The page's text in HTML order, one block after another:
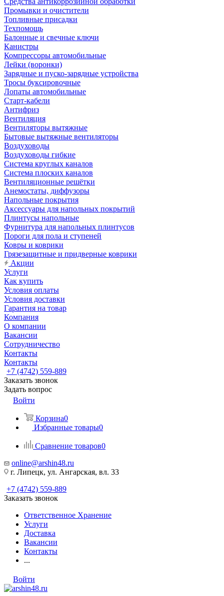
Промывки и очистители
Топливные присадки
Техпомощь
Балонные и свечные ключи
Канистры
Компрессоры автомобильные
Лейки (воронки)
Зарядные и пуско-зарядные устройства
Тросы буксировочные
Лопаты автомобильные
Старт-кабели
Антифриз
Вентиляция
Вентиляторы вытяжные
Бытовые вытяжные вентиляторы
Воздуховоды
Воздуховоды гибкие
Система круглых каналов
Система плоских каналов
Вентиляционные решётки
Анемостаты, диффузоры
Напольные покрытия
Аксессуары для напольных покрытий
Плинтусы напольные
Фурнитура для напольных плинтусов
Пороги для пола и ступеней
Ковры и коврики
Грязезащитные и придверные коврики
Акции
Услуги
Как купить
Условия оплаты
Условия доставки
Гарантия на товар
Компания
О компании
Вакансии
Сотрудничество
Контакты
Контакты
+7 (4742) 559-889
Заказать звонок
Задать вопрос
Войти
Корзина0
Избранные товары0
Сравнение товаров0
online@arshin48.ru
г. Липецк, ул. Ангарская, вл. 33
+7 (4742) 559-889
Заказать звонок
Ответственное Хранение
Услуги
Доставка
Вакансии
Контакты
...
Войти